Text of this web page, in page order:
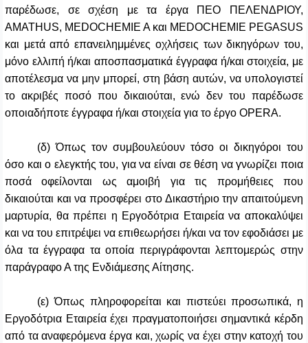
παρέδωσε, σε σχέση με τα έργα ΠΕΟ ΠΕΛΕΝΔΡΙΟΥ,
AMATHUS, MEDOCHEMIE A και MEDOCHEMIE PEGASUS
και μετά από επανειλημμένες οχλήσεις των δικηγόρων του,
μόνο ελλιπή ή/και αποσπασματικά έγγραφα ή/και στοιχεία, με
αποτέλεσμα να μην μπορεί, στη βάση αυτών, να υπολογιστεί
το ακριβές ποσό που δικαιούται, ενώ δεν του παρέδωσε
οποιαδήποτε έγγραφα ή/και στοιχεία για το έργο OPERA.
(δ) Όπως τον συμβουλεύουν τόσο οι δικηγόροι του
όσο και ο ελεγκτής του, για να είναι σε θέση να γνωρίζει ποια
ποσά οφείλονται ως αμοιβή για τις προμήθειες που
δικαιούται και να προσφέρει στο Δικαστήριο την απαιτούμενη
μαρτυρία, θα πρέπει η Εργοδότρια Εταιρεία να αποκαλύψει
και να του επιτρέψει να επιθεωρήσει ή/και να τον εφοδιάσει με
όλα τα έγγραφα τα οποία περιγράφονται λεπτομερώς στην
παράγραφο Α της Ενδιάμεσης Αίτησης.
(ε) Όπως πληροφορείται και πιστεύει προσωπικά, η
Εργοδότρια Εταιρεία έχει πραγματοποιήσει σημαντικά κέρδη
από τα αναφερόμενα έργα και, χωρίς να έχει στην κατοχή του